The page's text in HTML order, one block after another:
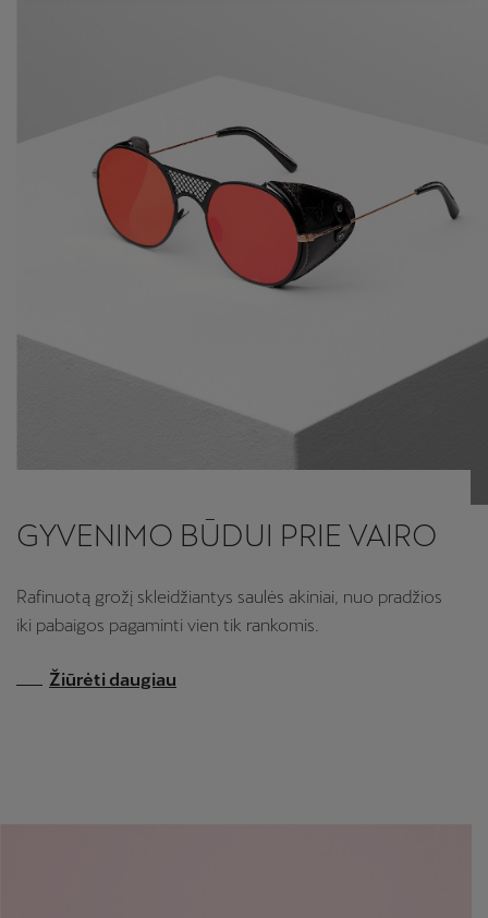
GYVENIMO BŪDUI PRIE VAIRO
Rafinuotą grožį skleidžiantys saulės akiniai, nuo pradžios
iki pabaigos pagaminti vien tik rankomis.
Žiūrėti daugiau